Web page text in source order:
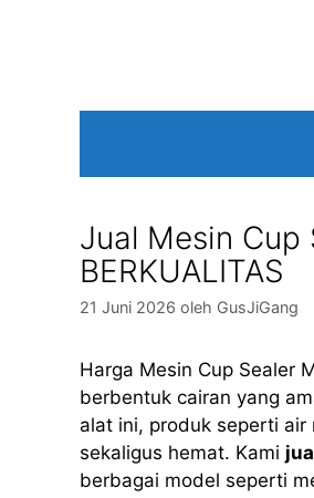
Jual Mesin Cup
BERKUALITAS
21 Juni 2026 oleh GusJiGang
Harga Mesin Cup Sealer
berbentuk cairan yang
alat ini, produk seperti
sekaligus hemat. Kami
berbagai model seperti